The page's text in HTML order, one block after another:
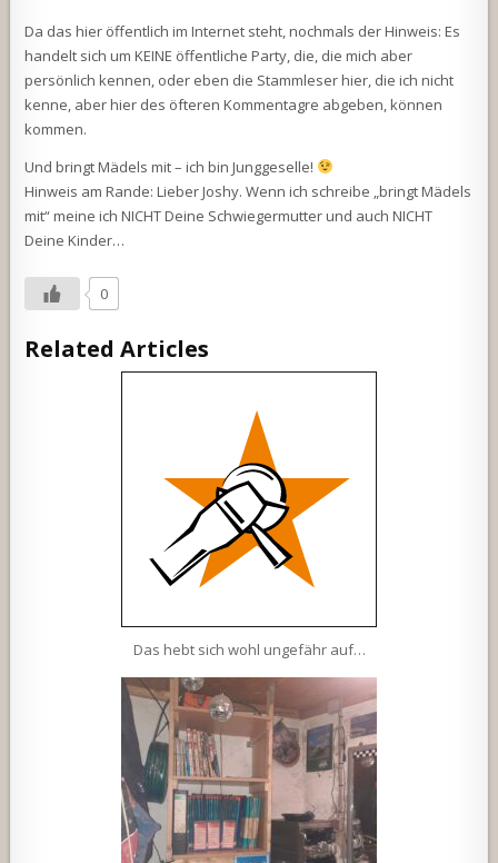
Da das hier öffentlich im Internet steht, nochmals der Hinweis: Es
handelt sich um KEINE öffentliche Party, die, die mich aber
persönlich kennen, oder eben die Stammleser hier, die ich nicht
kenne, aber hier des öfteren Kommentagre abgeben, können
kommen.
Und bringt Mädels mit – ich bin Junggeselle!
Hinweis am Rande: Lieber Joshy. Wenn ich schreibe „bringt Mädels
mit“ meine ich NICHT Deine Schwiegermutter und auch NICHT
Deine Kinder…
0
Related Articles
Das hebt sich wohl ungefähr auf…